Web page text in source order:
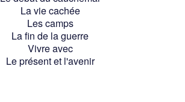
La vie cachée
Les camps
La fin de la guerre
Vivre avec
Le présent et l'avenir